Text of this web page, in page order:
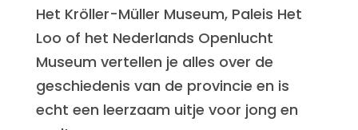
Het Kröller-Müller Museum, Paleis Het
Loo of het Nederlands Openlucht
Museum vertellen je alles over de
geschiedenis van de provincie en is
echt een leerzaam uitje voor jong en